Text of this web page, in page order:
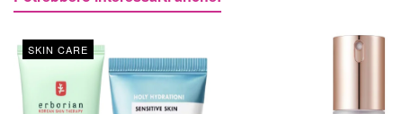
SKIN CARE